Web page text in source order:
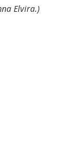
Elvira.)